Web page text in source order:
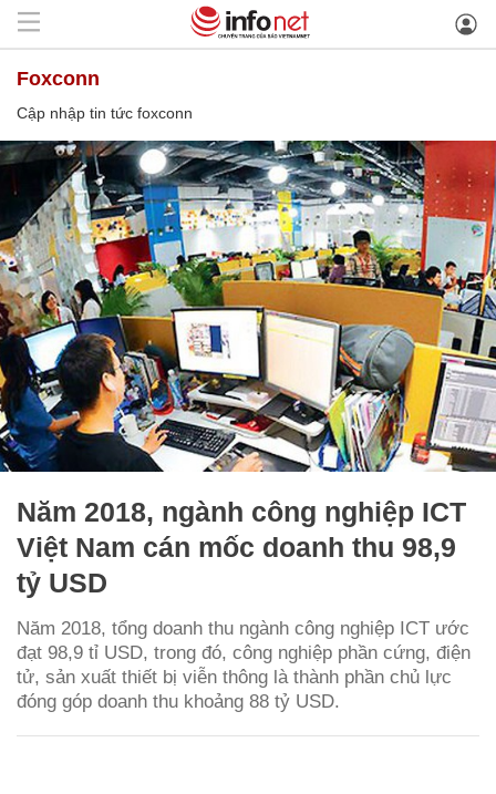
foxconn
Cập nhập tin tức foxconn
Năm 2018, ngành công nghiệp ICT
Việt Nam cán mốc doanh thu 98,9
tỷ USD
Năm 2018, tổng doanh thu ngành công nghiệp ICT ước
đạt 98,9 tỉ USD, trong đó, công nghiệp phần cứng, điện
tử, sản xuất thiết bị viễn thông là thành phần chủ lực
đóng góp doanh thu khoảng 88 tỷ USD.